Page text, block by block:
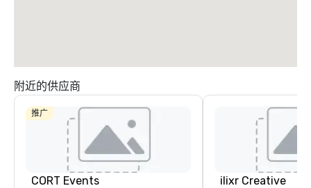
附近的供应商
推广
CORT Events ilixr Creative